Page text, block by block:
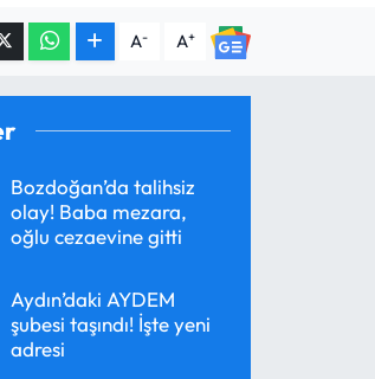
A- A+
Bozdoğan’da talihsiz
olay! Baba mezara,
oğlu cezaevine gitti
Aydın’daki AYDEM
şubesi taşındı! İşte yeni
adresi